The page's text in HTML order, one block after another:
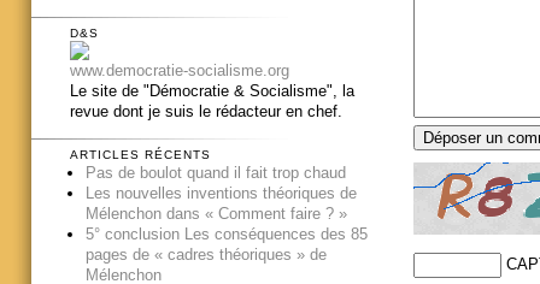
D&S
www.democratie-socialisme.org
Le site de "Démocratie & Socialisme", la
revue dont je suis le rédacteur en chef.
ARTICLES RÉCENTS
Pas de boulot quand il fait trop chaud
Les nouvelles inventions théoriques de
Mélenchon dans « Comment faire ? »
5° conclusion Les conséquences des 85
pages de « cadres théoriques » de
Mélenchon